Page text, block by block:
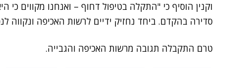
וקנין הוסיף כי "התקלה בטיפול דחוף – ואנחנו מקווים כי
סדירה בהקדם. ביחד נחזיק ידיים לרשות האכיפה ונקווה
טרם התקבלה תגובה מרשות האכיפה והגבייה.